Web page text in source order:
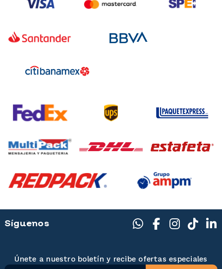
Únete a nuestro boletín y recibe ofertas especiales
Síguenos